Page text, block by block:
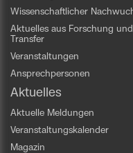
Wissenschaftlicher
Aktuelles aus Forschung und
Transfer
Veranstaltungen
Ansprechpersonen
Aktuelles
Aktuelle Meldungen
Veranstaltungskalender
Magazin